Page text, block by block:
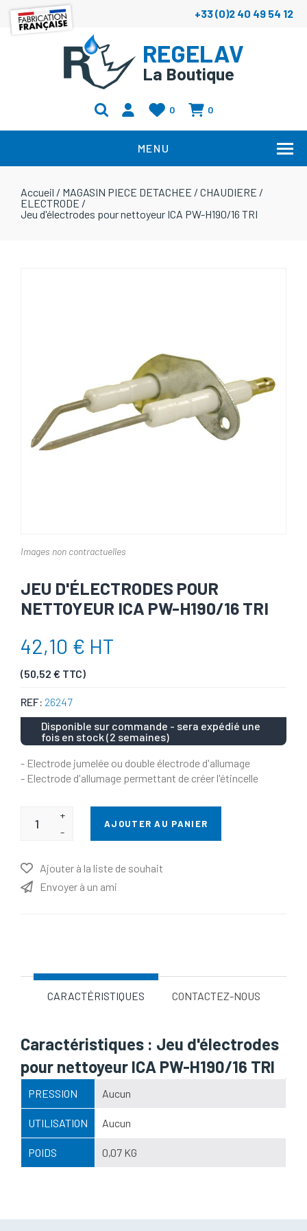
+33 (0)2 40 49 54 12
REGELAV
La Boutique
0 0
MENU
Accueil / MAGASIN PIECE DETACHEE / CHAUDIERE /
ELECTRODE /
Jeu d'électrodes pour nettoyeur ICA PW-H190/16 TRI
Images non contractuelles
JEU D'ÉLECTRODES POUR
NETTOYEUR ICA PW-H190/16 TRI
42,10 € HT
(50,52 € TTC)
REF: 26247
Disponible sur commande - sera expédié une
fois en stock (2 semaines)
- Electrode jumelée ou double électrode d'allumage
- Electrode d'allumage permettant de créer l'étincelle
+
-
AJOUTER AU PANIER
Ajouter à la liste de souhait
Envoyer à un ami
CARACTÉRISTIQUES CONTACTEZ-NOUS
Caractéristiques : Jeu d'électrodes
pour nettoyeur ICA PW-H190/16 TRI
PRESSION Aucun
UTILISATION Aucun
POIDS 0,07 KG